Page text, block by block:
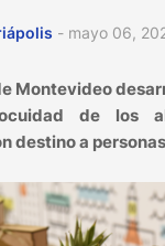
- mayo 06,
Montevideo
de los
destino a